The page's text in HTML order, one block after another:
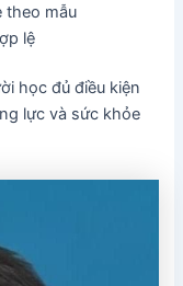
theo mẫu
lệ
học đủ điều kiện
lực và sức khỏe